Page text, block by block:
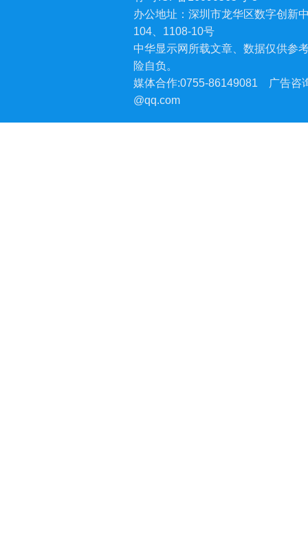
办公地址：深圳市龙华区数字创新
104、1108-10号
中华显示网所载文章、数据仅供参
险自负。
媒体合作:0755-86149081
广告咨
@qq.com